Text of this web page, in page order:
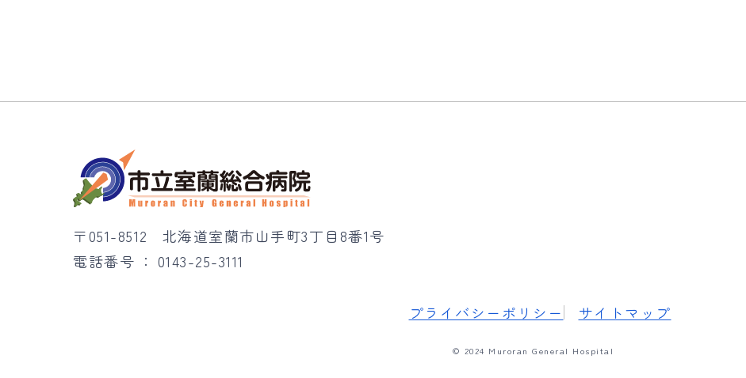
〒051-8512
北海道室蘭市山手町3丁目8番1号
電話番号
0143-25-3111
プライバシーポリシー サイトマップ
© 2024 Muroran General Hospital